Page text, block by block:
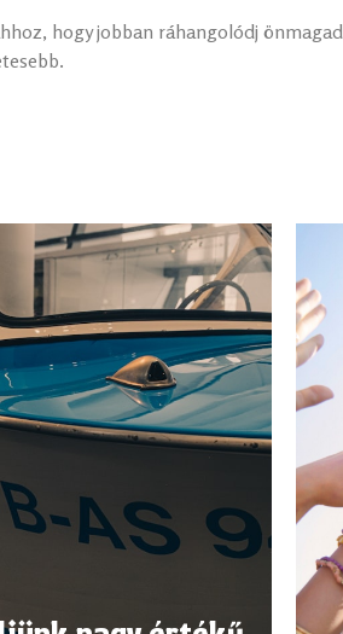
hogy jobban ráhangolódj